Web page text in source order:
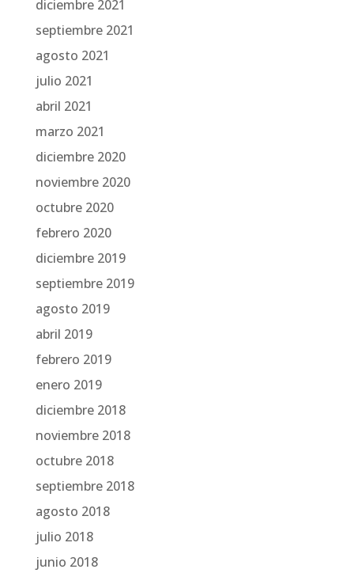
diciembre 2021
septiembre 2021
agosto 2021
julio 2021
abril 2021
marzo 2021
diciembre 2020
noviembre 2020
octubre 2020
febrero 2020
diciembre 2019
septiembre 2019
agosto 2019
abril 2019
febrero 2019
enero 2019
diciembre 2018
noviembre 2018
octubre 2018
septiembre 2018
agosto 2018
julio 2018
junio 2018